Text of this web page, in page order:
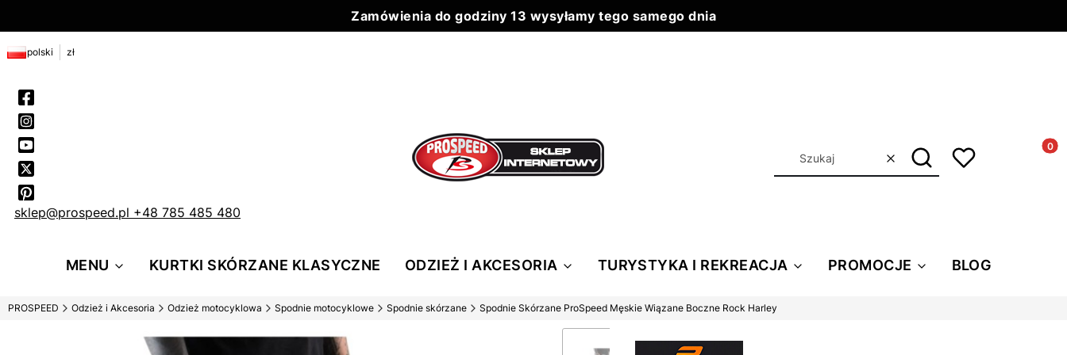
Zamówienia do godziny 13 wysyłamy tego samego dnia
polski zł
sklep@prospeed.pl +48 785 485 480
WyczyśćSzukaj
MENU KURTKI SKÓRZANE KLASYCZNE ODZIEŻ I AKCESORIA TURYSTYKA I REKREACJA PROMOCJE BLOG
PROSPEED Odzież i Akcesoria Odzież motocyklowa Spodnie motocyklowe Spodnie skórzane Spodnie Skórzane ProSpeed Męskie Wiązane Boczne Rock Harley